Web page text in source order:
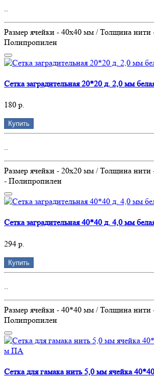
Размер ячейки - 40х40 мм / Толщина
Полипропилен
Сетка заградительная 20*20 д. 2,0 мм
180 р.
Купить
..
Размер ячейки - 20х20 мм / Толщина
- Полипропилен
Сетка заградительная 40*40 д. 4,0 мм
294 р.
Купить
Размер ячейки - 40*40 мм / Толщина
Полипропилен
Сетка для гамака нить 5,0 мм ячейка